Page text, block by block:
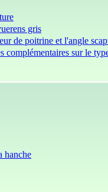
gris
de poitrine et l'angle
complémentaires sur le
hanche